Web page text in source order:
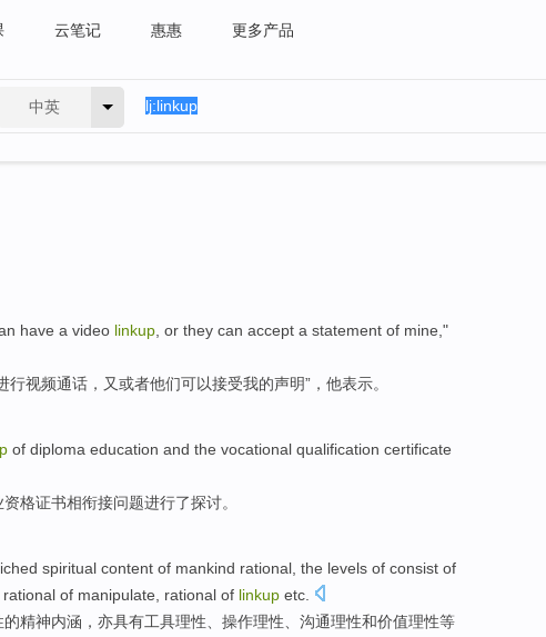
云笔记 惠惠 更多产品
中英
have a video linkup or they can accept a statement of mine ,"
行视频通话 ，又或者他们可以接受我的声明”， 他表示。
of diploma education and the vocational qualification certificate
资格证书相衔接问题进行了探讨。
spiritual content of mankind rational , the levels of consist of
of manipulate , rational of linkup etc
的精神内涵 ，亦具有工具理性、 操作理性、沟通理性和价值理性等